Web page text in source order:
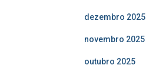
dezembro 2025
novembro 2025
outubro 2025